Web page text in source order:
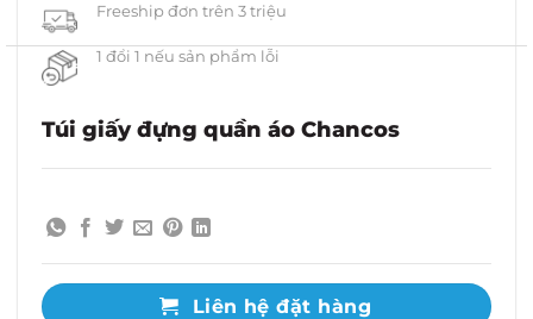
Freeship đơn trên 3 triệu
1 đổi 1 nếu sản phẩm lỗi
Túi giấy đựng quần áo Chancos
Liên hệ đặt hàng